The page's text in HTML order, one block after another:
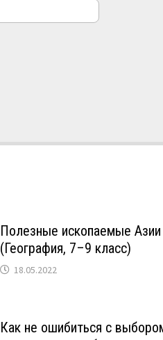
Полезные ископаемые Азии
(География, 7–9 класс)
18.05.2022
Как не ошибиться с